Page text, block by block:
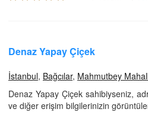
Denaz Yapay Çiçek
İstanbul, Bağcılar, Mahmutbey
Denaz Yapay Çiçek sahibiyseniz,
ve diğer erişim bilgilerinizin